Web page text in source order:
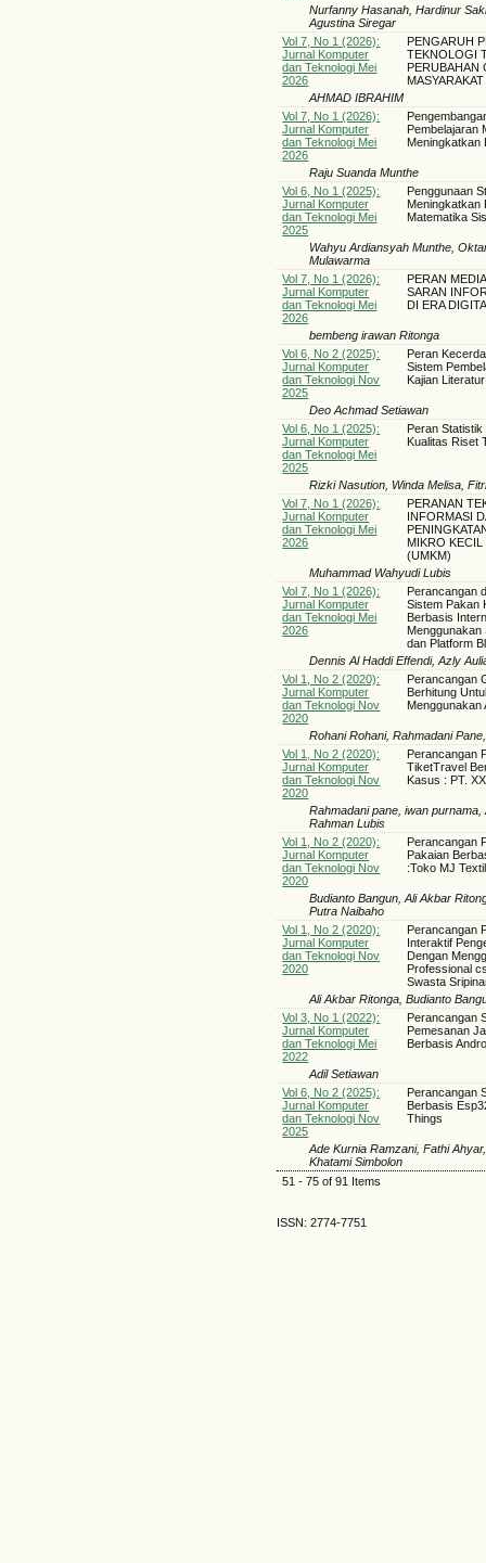
Nurfanny Hasanah, Hardinur
Agustina Siregar
Vol 7, No 1 (2026):
Jurnal Komputer
dan Teknologi Mei
2026
PENGARUH
TEKNOLOGI
PERUBAHAN
AHMAD IBRAHIM
Vol 7, No 1 (2026):
Jurnal Komputer
dan Teknologi Mei
2026
Pembelajaran
Meningkatkan
Raju Suanda Munthe
Vol 6, No 1 (2025):
Jurnal Komputer
dan Teknologi Mei
2025
Penggunaan
Meningkatkan
Matematika
Wahyu Ardiansyah Munthe,
Mulawarma
Vol 7, No 1 (2026):
Jurnal Komputer
dan Teknologi Mei
2026
PERAN
SARAN
DI ERA
bembeng irawan Ritonga
Vol 6, No 2 (2025):
Jurnal Komputer
dan Teknologi Nov
2025
Peran
Sistem
Kajian Literatur
Deo Achmad Setiawan
Vol 6, No 1 (2025):
Jurnal Komputer
dan Teknologi Mei
2025
Peran
Kualitas Riset
Rizki Nasution, Winda Melisa,
Vol 7, No 1 (2026):
Jurnal Komputer
dan Teknologi Mei
2026
PERANAN
INFORMASI
MIKRO
(UMKM)
Muhammad Wahyudi Lubis
Vol 7, No 1 (2026):
Jurnal Komputer
dan Teknologi Mei
2026
Perancangan
Sistem Pakan
Berbasis
dan Platform
Dennis Al Haddi Effendi, Azly
Vol 1, No 2 (2020):
Jurnal Komputer
dan Teknologi Nov
2020
Perancangan
Berhitung
Menggunakan
Rohani Rohani, Rahmadani
Vol 1, No 2 (2020):
Jurnal Komputer
dan Teknologi Nov
2020
Perancangan
TiketTravel
Kasus : PT.
Rahmadani pane, iwan
Rahman Lubis
Vol 1, No 2 (2020):
Jurnal Komputer
dan Teknologi Nov
2020
Perancangan
Pakaian
:Toko MJ
Budianto Bangun, Ali Akbar
Putra Naibaho
Vol 1, No 2 (2020):
Jurnal Komputer
dan Teknologi Nov
2020
Perancangan
Interaktif
Dengan
Professional
Swasta
Ali Akbar Ritonga, Budianto
Vol 3, No 1 (2022):
Jurnal Komputer
dan Teknologi Mei
2022
Perancangan
Pemesanan
Berbasis
Adil Setiawan
Vol 6, No 2 (2025):
Jurnal Komputer
dan Teknologi Nov
2025
Perancangan
Berbasis
Things
Ade Kurnia Ramzani, Fathi
Khatami Simbolon
51 - 75 of 91 Items
ISSN: 2774-7751